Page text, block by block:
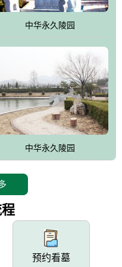
中华永久陵园
中华永久陵园
预约看墓